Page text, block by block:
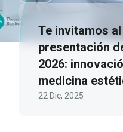
Te invitamos
presentación
2026:
medicina
22 Dic, 2025